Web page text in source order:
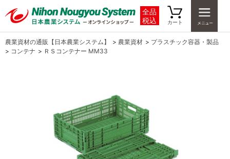
全品
税込
カート
農業資材の通販【日本農業システム】 > 農業資材 > プラスチック容器・製品
> コンテナ > ＲＳコンテナー MM33